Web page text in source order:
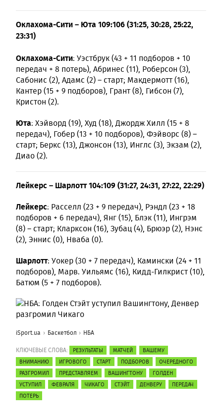
Оклахома-Сити – Юта 109:106 (31:25, 30:28, 25:22,
23:31)
Оклахома-Сити: Уэстбрук (43 + 11 подборов + 10
передач + 8 потерь), Абринес (11), Роберсон (3),
Сабонис (2), Адамс (2) – старт; Макдермотт (16),
Кантер (15 + 9 подборов), Грант (8), Гибсон (7),
Кристон (2).
Юта: Хэйворд (19), Худ (18), Джордж Хилл (15 + 8
передач), Гобер (13 + 10 подборов), Фэйворс (8) –
старт; Беркс (13), Джонсон (13), Инглс (3), Экзам (2),
Диао (2).
Лейкерс – Шарлотт 104:109 (31:27, 24:31, 27:22, 22:29)
Лейкерс: Расселл (23 + 9 передач), Рэндл (23 + 18
подборов + 6 передач), Янг (15), Блэк (11), Ингрэм
(8) – старт; Кларксон (16), Зубац (4), Брюэр (2), Нэнс
(2), Эннис (0), Нваба (0).
Шарлотт: Уокер (30 + 7 передач), Камински (24 + 11
подборов), Марв. Уильямс (16), Кидд-Гилкрист (10),
Батюм (5 + 7 подборов).
iSport.ua Баскетбол НБА
КЛЮЧЕВЫЕ СЛОВА: РЕЗУЛЬТАТЫ МАТЧЕЙ
ВАШЕМУ
ВНИМАНИЮ
ИГРОВОГО СТАРТ ПОДБОРОВ
ОЧЕРЕДНОГО
РАЗГРОМИЛ
ПРЕДСТАВЛЯЕМ ВАШИНГТОНУ
ГОЛДЕН
УСТУПИЛ
ФЕВРАЛЯ ЧИКАГО СТЭЙТ ДЕНВЕРУ
ПЕРЕДАЧ
ПОТЕРЬ